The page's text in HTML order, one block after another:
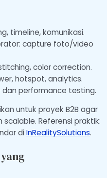
timeline, komunikasi.
capture foto/video
color correction.
hotspot, analytics.
dan performance testing.
untuk proyek B2B agar
Referensi praktik:
di InRealitySolutions.